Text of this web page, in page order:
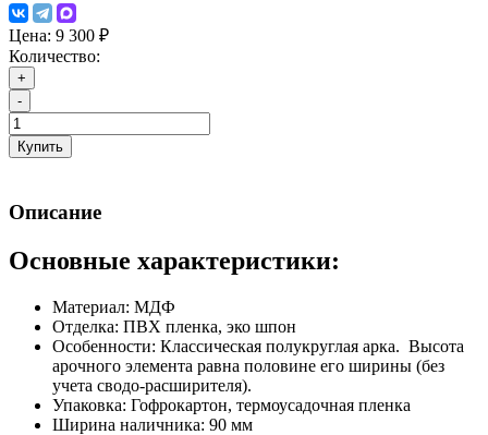
Цена: 9 300 ₽
Количество:
+
-
Купить
Описание
Основные характеристики:
Материал: МДФ
Отделка: ПВХ пленка, эко шпон
Особенности: Классическая полукруглая арка. Высота
арочного элемента равна половине его ширины (без
учета сводо-расширителя).
Упаковка: Гофрокартон, термоусадочная пленка
Ширина наличника: 90 мм